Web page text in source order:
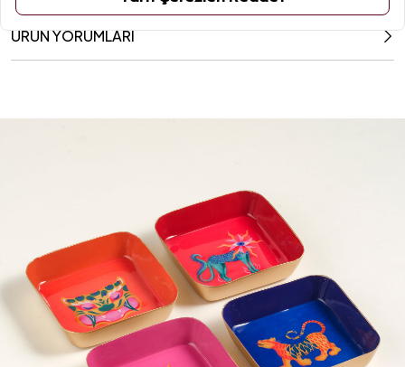
ÜRÜN YORUMLARI